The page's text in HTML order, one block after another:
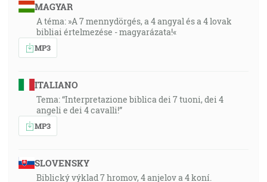
MAGYAR
A téma: »A 7 mennydörgés, a 4 angyal és a 4 lovak
bibliai értelmezése - magyarázata!«
MP3
ITALIANO
Tema: “Interpretazione biblica dei 7 tuoni, dei 4
angeli e dei 4 cavalli!”
MP3
SLOVENSKY
Biblický výklad 7 hromov, 4 anjelov a 4 koní.